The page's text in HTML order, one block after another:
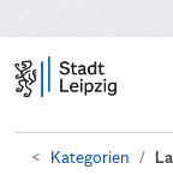
Kategorien